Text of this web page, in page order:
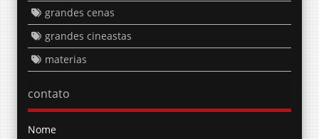
grandes cenas
grandes cineastas
materias
contato
Nome